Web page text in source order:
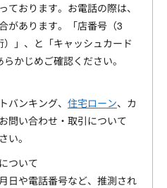
ております。お電話の際は、
があります。「店番号（3
」、と「キャッシュカード
かじめご確認ください。
バンキング、 住宅ローン、カ
問い合わせ・取引について
い。
ついて
日や電話番号など、推測され